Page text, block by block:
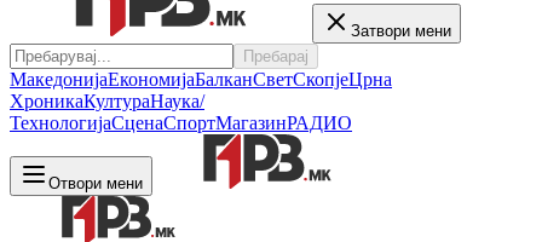
Затвори мени
Пребарај
МакедонијаЕкономијаБалканСветСкопјеЦрна
ХроникаКултураНаука/
ТехнологијаСценаСпортМагазинРАДИО
Отвори мени